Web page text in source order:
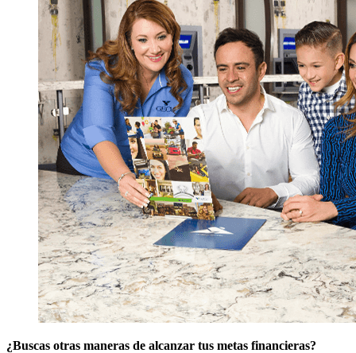
¿Buscas otras maneras de alcanzar tus metas financieras?